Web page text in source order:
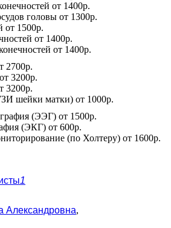
от 1400р.
головы от 1300р.
от 1500р.
от 1400р.
от 1400р.
2700р.
от 3200р.
3200р.
шейки матки) от 1000р.
(ЭЭГ) от 1500р.
(ЭКГ) от 600р.
(по Холтеру) от 1600р.
1
Александровна,